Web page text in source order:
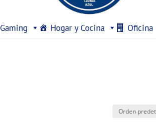
Gaming Hogar y Cocina Oficina